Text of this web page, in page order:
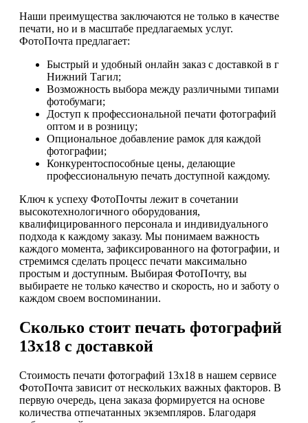
Наши преимущества заключаются не только в качестве
печати, но и в масштабе предлагаемых услуг.
ФотоПочта предлагает:
Быстрый и удобный онлайн заказ с доставкой в г
Нижний Тагил;
Возможность выбора между различными типами
фотобумаги;
Доступ к профессиональной печати фотографий
оптом и в розницу;
Опциональное добавление рамок для каждой
фотографии;
Конкурентоспособные цены, делающие
профессиональную печать доступной каждому.
Ключ к успеху ФотоПочты лежит в сочетании
высокотехнологичного оборудования,
квалифицированного персонала и индивидуального
подхода к каждому заказу. Мы понимаем важность
каждого момента, зафиксированного на фотографии, и
стремимся сделать процесс печати максимально
простым и доступным. Выбирая ФотоПочту, вы
выбираете не только качество и скорость, но и заботу о
каждом своем воспоминании.
Сколько стоит печать фотографий
13х18 с доставкой
Стоимость печати фотографий 13х18 в нашем сервисе
ФотоПочта зависит от нескольких важных факторов. В
первую очередь, цена заказа формируется на основе
количества отпечатанных экземпляров. Благодаря